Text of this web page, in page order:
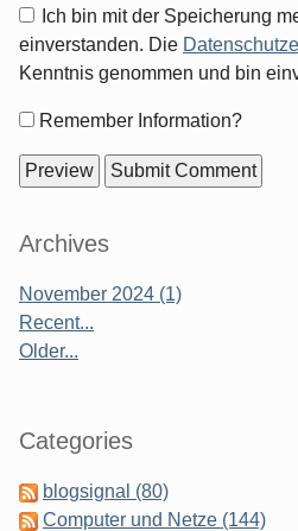
Ich bin mit der Speicherung
einverstanden. Die
Kenntnis genommen und bin
FormRemember Information?
Sidebar
Archives
November 2024 (1)
Recent...
Older...
Categories
blogsignal (80)
Computer und Netze (144)